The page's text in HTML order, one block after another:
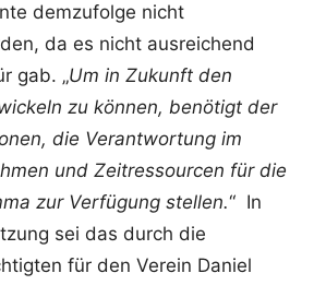
demzufolge nicht
da es nicht ausreichend
gab. „Um in Zukunft den
zu können, benötigt der
die Verantwortung im
und Zeitressourcen für die
zur Verfügung stellen.“ In
sei das durch die
für den Verein Daniel